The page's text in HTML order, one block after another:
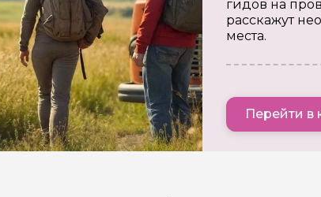
гидов на
расскажут
места.
Перейти в